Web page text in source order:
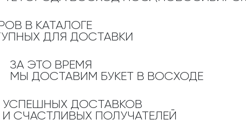
Свидание
Юбилей
Сестре
Коллеге
Дедушке
В КАТАЛОГЕ
ДЛЯ ДОСТАВКИ
ЗА ЭТО ВРЕМЯ
МЫ ДОСТАВИМ БУКЕТ В ВОСХОДЕ
УСПЕШНЫХ ДОСТАВКОВ
И СЧАСТЛИВЫХ ПОЛУЧАТЕЛЕЙ